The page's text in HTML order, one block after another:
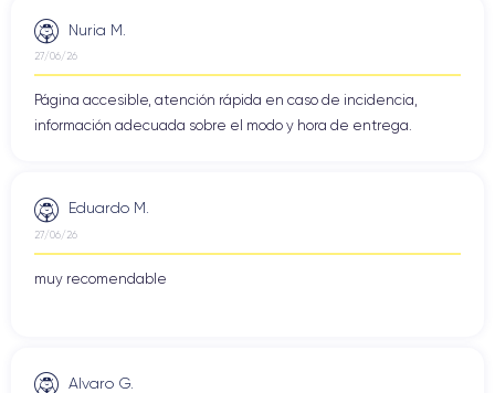
Nuria M.
27/06/26
Página accesible, atención rápida en caso de incidencia,
información adecuada sobre el modo y hora de entrega.
Eduardo M.
27/06/26
muy recomendable
Alvaro G.